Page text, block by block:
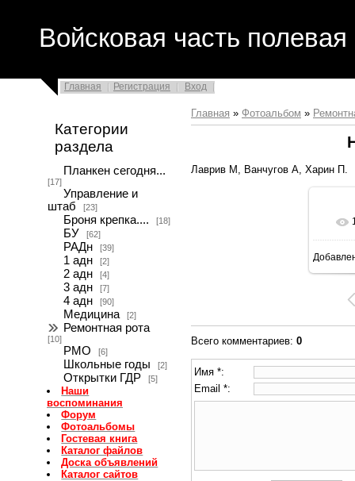
Войсковая часть полевая
Главная Регистрация Вход
Категории
раздела
Планкен сегодня...
[17]
Управление и
штаб
[23]
Броня крепка.... [18]
БУ [62]
РАДн [39]
1 адн [2]
2 адн [4]
3 адн [7]
4 адн [90]
Медицина [2]
Ремонтная рота
[10]
РМО [6]
Школьные годы [2]
Открытки ГДР [5]
Наши
воспоминания
Форум
Фотоальбомы
Гостевая книга
Каталог файлов
Доска объявлений
Каталог сайтов
Главная » Фотоальбом »
Лаврив М, Ванчугов А, Харин П.
Всего комментариев: 0
Имя *:
Email *: